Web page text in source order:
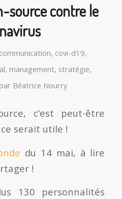
source contre le
communication, covi-d19,
,management, stratégie,
Béatrice Nourry
c’est peut-être
serait utile !
du 14 mai, à lire
!
130 personnalités